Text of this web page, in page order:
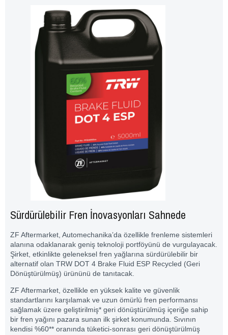
Sürdürülebilir Fren İnovasyonları Sahnede
ZF Aftermarket, Automechanika’da özellikle frenleme sistemleri
alanına odaklanarak geniş teknoloji portföyünü de vurgulayacak.
Şirket, etkinlikte geleneksel fren yağlarına sürdürülebilir bir
alternatif olan TRW DOT 4 Brake Fluid ESP Recycled (Geri
Dönüştürülmüş) ürününü de tanıtacak.
ZF Aftermarket, özellikle en yüksek kalite ve güvenlik
standartlarını karşılamak ve uzun ömürlü fren performansı
sağlamak üzere geliştirilmiş* geri dönüştürülmüş içeriğe sahip
bir fren yağını pazara sunan ilk şirket konumunda. Sıvının
kendisi %60** oranında tüketici-sonrası geri dönüştürülmüş